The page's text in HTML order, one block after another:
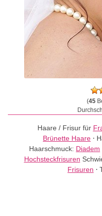
(45
Haare / Frisur für
Brünette Haare ⋅
Haarschmuck: Diadem
Hochsteckfrisuren
Frisuren ⋅